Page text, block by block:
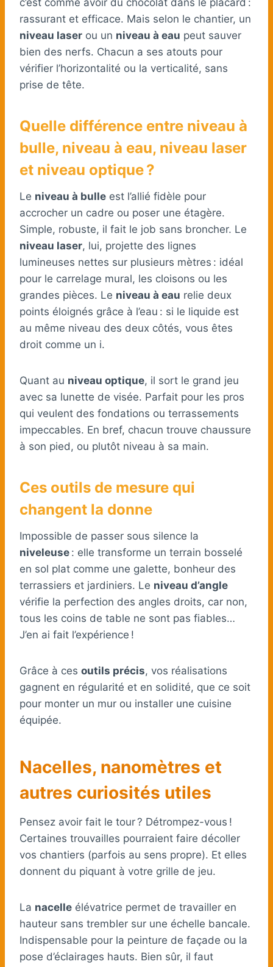
c’est comme avoir du chocolat dans le placard :
rassurant et efficace. Mais selon le chantier, un
niveau laser ou un niveau à eau peut sauver
bien des nerfs. Chacun a ses atouts pour
vérifier l’horizontalité ou la verticalité, sans
prise de tête.
Quelle différence entre niveau à
bulle, niveau à eau, niveau laser
et niveau optique ?
Le niveau à bulle est l’allié fidèle pour
accrocher un cadre ou poser une étagère.
Simple, robuste, il fait le job sans broncher. Le
niveau laser, lui, projette des lignes
lumineuses nettes sur plusieurs mètres : idéal
pour le carrelage mural, les cloisons ou les
grandes pièces. Le niveau à eau relie deux
points éloignés grâce à l’eau : si le liquide est
au même niveau des deux côtés, vous êtes
droit comme un i.
Quant au niveau optique, il sort le grand jeu
avec sa lunette de visée. Parfait pour les pros
qui veulent des fondations ou terrassements
impeccables. En bref, chacun trouve chaussure
à son pied, ou plutôt niveau à sa main.
Ces outils de mesure qui
changent la donne
Impossible de passer sous silence la
niveleuse : elle transforme un terrain bosselé
en sol plat comme une galette, bonheur des
terrassiers et jardiniers. Le niveau d’angle
vérifie la perfection des angles droits, car non,
tous les coins de table ne sont pas fiables…
J’en ai fait l’expérience !
Grâce à ces outils précis, vos réalisations
gagnent en régularité et en solidité, que ce soit
pour monter un mur ou installer une cuisine
équipée.
Nacelles, nanomètres et
autres curiosités utiles
Pensez avoir fait le tour ? Détrompez-vous !
Certaines trouvailles pourraient faire décoller
vos chantiers (parfois au sens propre). Et elles
donnent du piquant à votre grille de jeu.
La nacelle élévatrice permet de travailler en
hauteur sans trembler sur une échelle bancale.
Indispensable pour la peinture de façade ou la
pose d’éclairages hauts. Bien sûr, il faut